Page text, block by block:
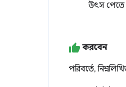
উৎস পেতে
করবেন
পরিবর্তে,